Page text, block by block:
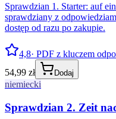
Sprawdzian 1. Starter: auf
sprawdziany z
dostęp od razu po zakupie.
4,8· PDF z kluczem
54,99 zł
Dodaj
niemiecki
Sprawdzian 2. Zeit